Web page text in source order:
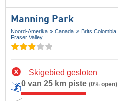
Manning Park
Noord-Amerika Canada Brits Colombia
Fraser Valley
Skigebied gesloten
0 van 25 km piste (0% open)